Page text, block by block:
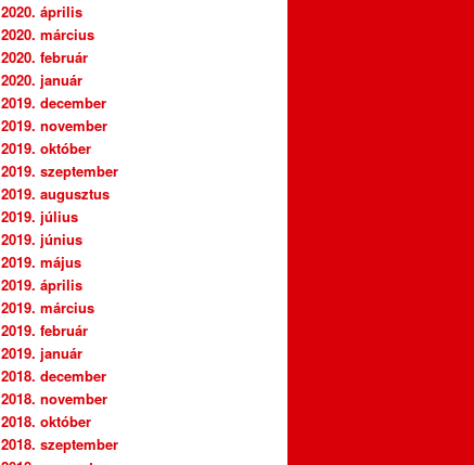
2020. április
2020. március
2020. február
2020. január
2019. december
2019. november
2019. október
2019. szeptember
2019. augusztus
2019. július
2019. június
2019. május
2019. április
2019. március
2019. február
2019. január
2018. december
2018. november
2018. október
2018. szeptember